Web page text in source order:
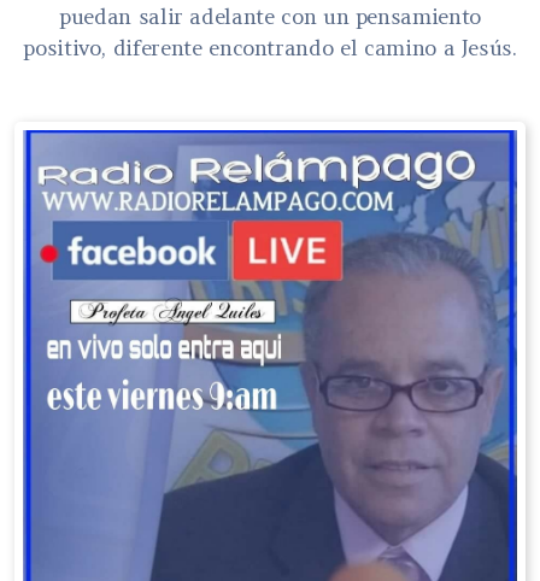
puedan salir adelante con un pensamiento
positivo, diferente encontrando el camino a Jesús.